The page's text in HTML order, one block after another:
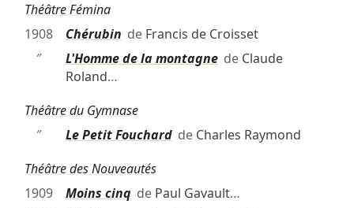
Théâtre Fémina
1908
Chérubin de Francis de Croisset
″
L'Homme de la montagnede Claude
Roland…
Théâtre du Gymnase
″
Le Petit Fouchardde Charles Raymond
Théâtre des Nouveautés
1909
Moins cinqde Paul Gavault…